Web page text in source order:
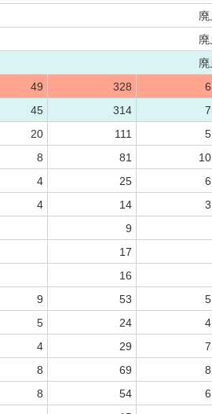
廃
廃
廃
49 328
45 314
20 111
8 81
4 25
4 14
9
17
16
9 53
5 24
4 29
8 69
8 54